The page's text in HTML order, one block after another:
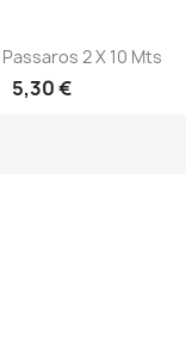
2 X 10 Mts
5,30 €
Vista rápida